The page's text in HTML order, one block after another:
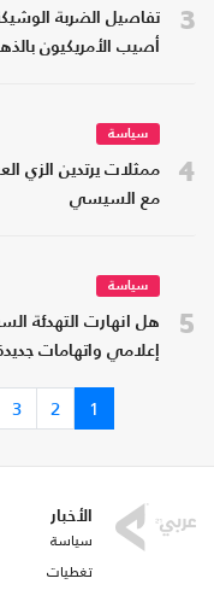
3
تفاصيل الضربة
أصيب الأمريكيون
4
سياسة
ممثلات يرتدين الزي
مع السيسي
5
سياسة
هل انهارت التهدئة
إعلامي واتهامات
1
2
3
الأخبار
سياسة
تغطيات